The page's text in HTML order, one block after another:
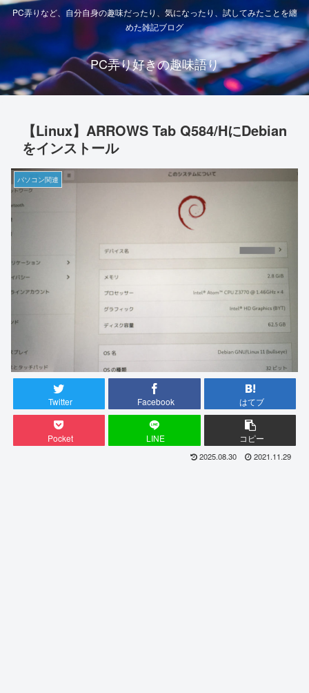
PC弄りなど、自分自身の趣味だったり、気になったり、試してみたことを纏
めた雑記ブログ
PC弄り好きの趣味語り
【Linux】ARROWS Tab Q584/HにDebian
をインストール
パソコン関連
Twitter Facebook はてブ
Pocket LINE コピー
2025.08.30 2021.11.29